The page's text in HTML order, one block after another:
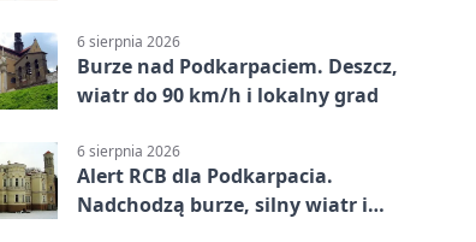
6 sierpnia 2026
Burze nad Podkarpaciem. Deszcz,
wiatr do 90 km/h i lokalny grad
6 sierpnia 2026
Alert RCB dla Podkarpacia.
Nadchodzą burze, silny wiatr i